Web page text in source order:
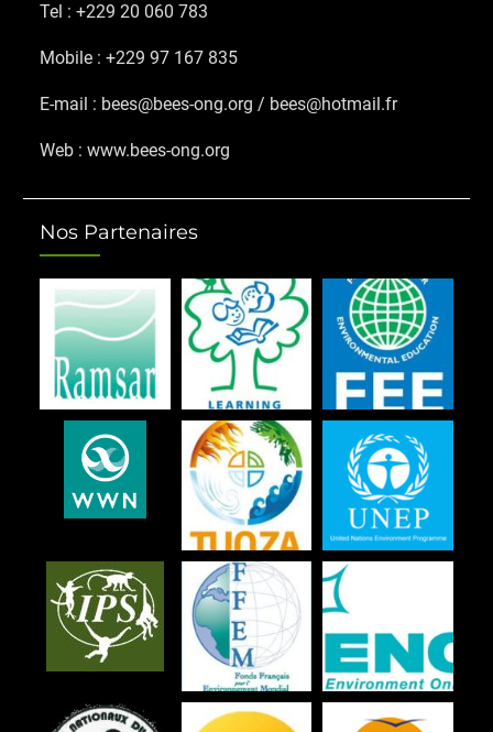
Tel : +229 20 060 783
Mobile : +229 97 167 835
E-mail : bees@bees-ong.org / bees@hotmail.fr
Web : www.bees-ong.org
Nos Partenaires